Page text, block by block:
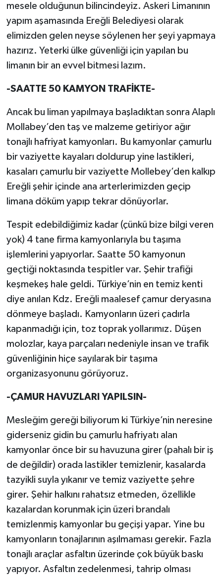
mesele olduğunun bilincindeyiz. Askeri Limanının
yapım aşamasında Ereğli Belediyesi olarak
elimizden gelen neyse söylenen her şeyi yapmaya
hazırız. Yeterki ülke güvenliği için yapılan bu
limanın bir an evvel bitmesi lazım.
-SAATTE 50 KAMYON TRAFİKTE-
Ancak bu liman yapılmaya başladıktan sonra Alaplı
Mollabey’den taş ve malzeme getiriyor ağır
tonajlı hafriyat kamyonları. Bu kamyonlar çamurlu
bir vaziyette kayaları doldurup yine lastikleri,
kasaları çamurlu bir vaziyette Mollebey’den kalkıp
Ereğli şehir içinde ana arterlerimizden geçip
limana döküm yapıp tekrar dönüyorlar.
Tespit edebildiğimiz kadar (çünkü bize bilgi veren
yok) 4 tane firma kamyonlarıyla bu taşıma
işlemlerini yapıyorlar. Saatte 50 kamyonun
geçtiği noktasında tespitler var. Şehir trafiği
keşmekeş hale geldi. Türkiye’nin en temiz kenti
diye anılan Kdz. Ereğli maalesef çamur deryasına
dönmeye başladı. Kamyonların üzeri çadırla
kapanmadığı için, toz toprak yollarımız. Düşen
molozlar, kaya parçaları nedeniyle insan ve trafik
güvenliğinin hiçe sayılarak bir taşıma
organizasyonunu görüyoruz.
-ÇAMUR HAVUZLARI YAPILSIN-
Mesleğim gereği biliyorum ki Türkiye’nin neresine
giderseniz gidin bu çamurlu hafriyatı alan
kamyonlar önce bir su havuzuna girer (pahalı bir iş
de değildir) orada lastikler temizlenir, kasalarda
tazyikli suyla yıkanır ve temiz vaziyette şehre
girer. Şehir halkını rahatsız etmeden, özellikle
kazalardan korunmak için üzeri brandalı
temizlenmiş kamyonlar bu geçişi yapar. Yine bu
kamyonların tonajlarının aşılmaması gerekir. Fazla
tonajlı araçlar asfaltın üzerinde çok büyük baskı
yapıyor. Asfaltın zedelenmesi, tahrip olması